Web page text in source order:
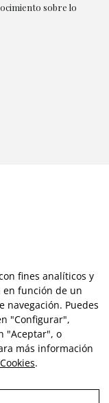
sobre lo
fines analíticos y
función de un
Puedes
"Configurar",
"Aceptar", o
más información
.